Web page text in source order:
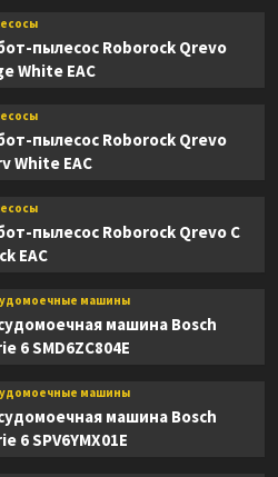
пылесос Roborock Qrevo
White EAC
пылесос Roborock Qrevo
White EAC
пылесос Roborock Qrevo C
EAC
машины
машина Bosch
6 SMD6ZC804E
машины
машина Bosch
6 SPV6YMX01E